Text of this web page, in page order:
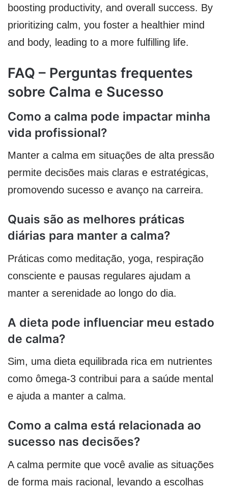
boosting productivity, and overall success. By
prioritizing calm, you foster a healthier mind
and body, leading to a more fulfilling life.
FAQ – Perguntas frequentes
sobre Calma e Sucesso
Como a calma pode impactar minha
vida profissional?
Manter a calma em situações de alta pressão
permite decisões mais claras e estratégicas,
promovendo sucesso e avanço na carreira.
Quais são as melhores práticas
diárias para manter a calma?
Práticas como meditação, yoga, respiração
consciente e pausas regulares ajudam a
manter a serenidade ao longo do dia.
A dieta pode influenciar meu estado
de calma?
Sim, uma dieta equilibrada rica em nutrientes
como ômega-3 contribui para a saúde mental
e ajuda a manter a calma.
Como a calma está relacionada ao
sucesso nas decisões?
A calma permite que você avalie as situações
de forma mais racional, levando a escolhas